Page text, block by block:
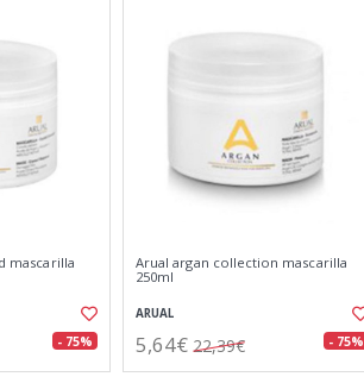
mascarilla
- 75%
Arual argan collection mascarilla
250ml
ARUAL
5,64€ 22,39€ - 75%